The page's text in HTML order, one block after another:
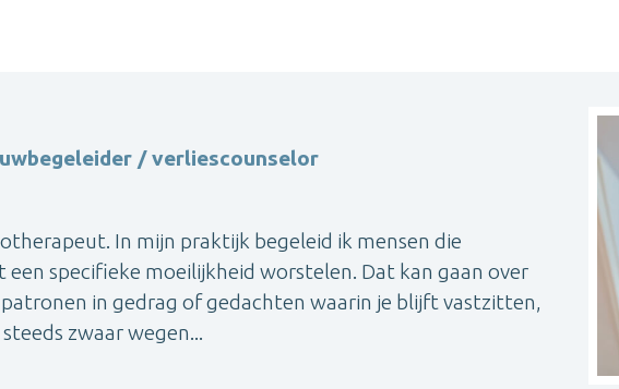
/ verliescounselor
In mijn praktijk begeleid ik mensen die
specifieke moeilijkheid worstelen. Dat kan gaan over
in gedrag of gedachten waarin je blijft vastzitten,
zwaar wegen...